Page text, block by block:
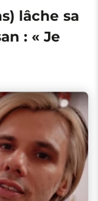
lâche sa
: « Je